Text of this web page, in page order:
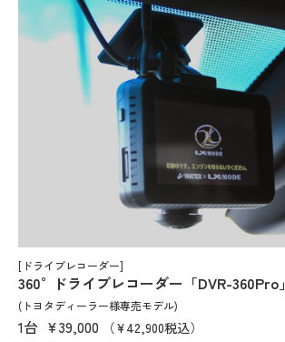
[ドライブレコーダー]
360°ドライブレコーダー「DVR-360Pro」
(トヨタディーラー様専売モデル)
1台 ¥39,000 （¥42,900税込）